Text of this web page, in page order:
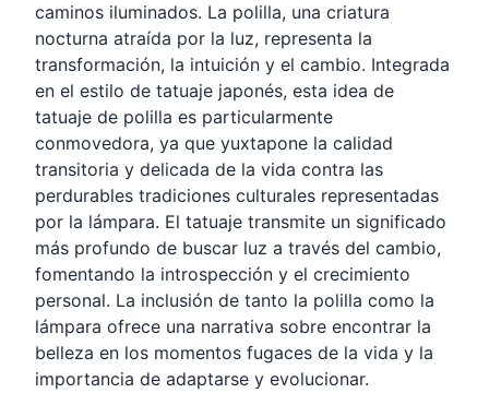
caminos iluminados. La polilla, una criatura
nocturna atraída por la luz, representa la
transformación, la intuición y el cambio. Integrada
en el estilo de tatuaje japonés, esta idea de
tatuaje de polilla es particularmente
conmovedora, ya que yuxtapone la calidad
transitoria y delicada de la vida contra las
perdurables tradiciones culturales representadas
por la lámpara. El tatuaje transmite un significado
más profundo de buscar luz a través del cambio,
fomentando la introspección y el crecimiento
personal. La inclusión de tanto la polilla como la
lámpara ofrece una narrativa sobre encontrar la
belleza en los momentos fugaces de la vida y la
importancia de adaptarse y evolucionar.